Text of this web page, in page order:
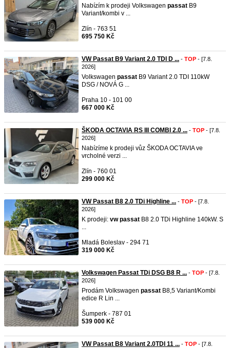
Nabízím k prodeji Volkswagen passat B9
Variant/kombi v ...
Zlín - 763 51
695 750 Kč
VW Passat B9 Variant 2.0 TDI D ... - TOP - [7.8.
2026]
Volkswagen passat B9 Variant 2.0 TDI 110kW
DSG / NOVÁ G ...
Praha 10 - 101 00
667 000 Kč
ŠKODA OCTAVIA RS III COMBI 2.0 ... - TOP - [7.8.
2026]
Nabízíme k prodeji vůz ŠKODA OCTAVIA ve
vrcholné verzi ...
Zlín - 760 01
299 000 Kč
VW Passat B8 2.0 TDi Highline ... - TOP - [7.8.
2026]
K prodeji: vw passat B8 2.0 TDi Highline 140kW. S
...
Mladá Boleslav - 294 71
319 000 Kč
Volkswagen Passat TDi DSG B8 R ... - TOP - [7.8.
2026]
Prodám Volkswagen passat B8,5 Variant/Kombi
edice R Lin ...
Šumperk - 787 01
539 000 Kč
VW Passat B8 Variant 2.0TDI 11 ... - TOP - [7.8.